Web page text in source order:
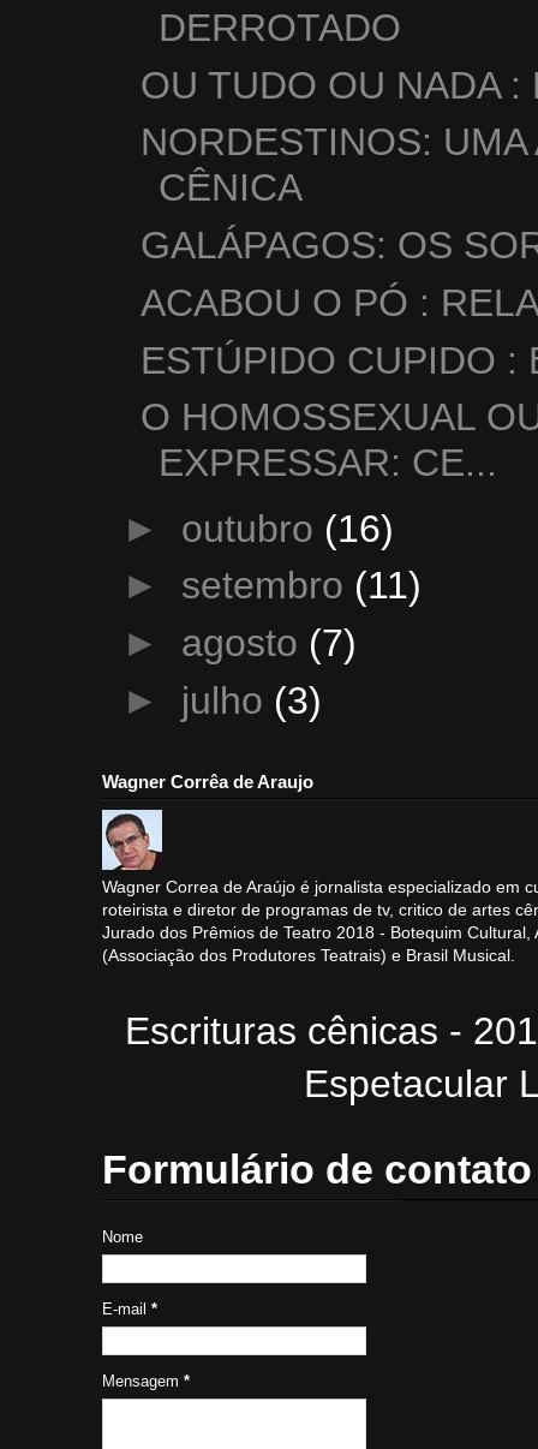
DERROTADO
OU TUDO OU NADA
NORDESTINOS:
CÊNICA
GALÁPAGOS: OS
ACABOU O PÓ :
ESTÚPIDO CUPIDO :
O HOMOSSEXUAL
EXPRESSAR: CE...
► outubro (16)
► setembro (11)
► agosto (7)
► julho (3)
Wagner Corrêa de Araujo
Wagner Correa de Araújo é jornalista especializado em
roteirista e diretor de programas de tv, critico de artes
Jurado dos Prêmios de Teatro 2018 - Botequim Cultural,
(Associação dos Produtores Teatrais) e Brasil Musical.
Escrituras cênicas -
Espetacular
Formulário de contato
Nome
E-mail *
Mensagem *